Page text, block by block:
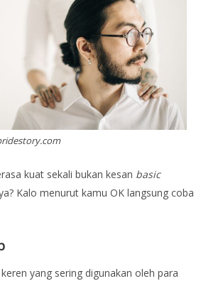
kuat sekali bukan kesan basic
Kalo menurut kamu OK langsung coba
yang sering digunakan oleh para